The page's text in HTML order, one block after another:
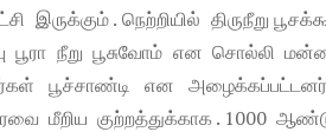
இருக்கும் . நெற்றியில் திருநீறு
பூரா நீறு பூசுவோம் என சொல்லி
பூச்சாண்டி என
மீறிய குற்றத்துக்காக . 1000